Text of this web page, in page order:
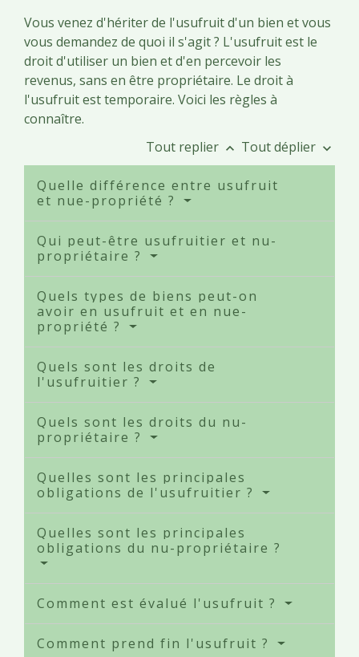
Vous venez d'hériter de l'usufruit d'un bien et vous
vous demandez de quoi il s'agit ? L'usufruit est le
droit d'utiliser un bien et d'en percevoir les
revenus, sans en être propriétaire. Le droit à
l'usufruit est temporaire. Voici les règles à
connaître.
Tout replier keyboard_arrow_up Tout déplier keyboard_arrow_down
Quelle différence entre usufruit
et nue-propriété ?
Qui peut-être usufruitier et nu-
propriétaire ?
Quels types de biens peut-on
avoir en usufruit et en nue-
propriété ?
Quels sont les droits de
l'usufruitier ?
Quels sont les droits du nu-
propriétaire ?
Quelles sont les principales
obligations de l'usufruitier ?
Quelles sont les principales
obligations du nu-propriétaire ?
Comment est évalué l'usufruit ?
Comment prend fin l'usufruit ?